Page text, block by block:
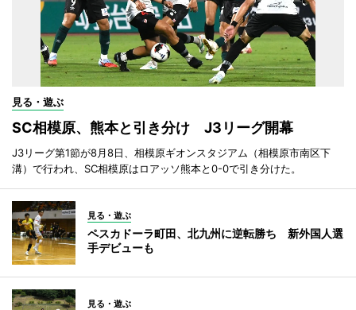
見る・遊ぶ
SC相模原、熊本と引き分け J3リーグ開幕
J3リーグ第1節が8月8日、相模原ギオンスタジアム（相模原市南区下
溝）で行われ、SC相模原はロアッソ熊本と0-0で引き分けた。
見る・遊ぶ
ペスカドーラ町田、北九州に逆転勝ち 新外国人選
手デビューも
見る・遊ぶ